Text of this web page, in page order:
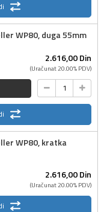
WP80, duga 55mm
2.616,00Din
(Uračunat 20.00% PDV)
WP80, kratka
2.616,00Din
(Uračunat 20.00% PDV)